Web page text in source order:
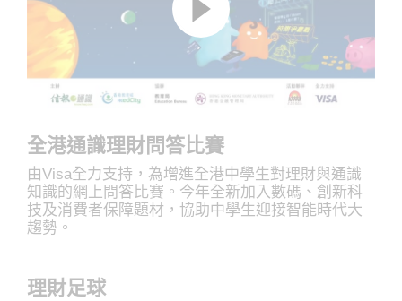
全港通識理財問答比賽
由Visa全力支持，為增進全港中學生對理財與通識
知識的網上問答比賽。今年全新加入數碼、創新科
技及消費者保障題材，協助中學生迎接智能時代大
趨勢。
理財足球